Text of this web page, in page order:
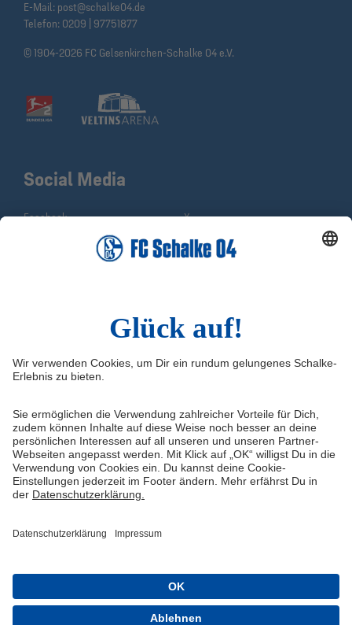
E-Mail: post@schalke04.de
Telefon: 0209 | 97751877
© 1904-2026 FC Gelsenkirchen-Schalke 04 e.V.
Impressum
FAQ
Medien/Presse
Datenschutz
Haftungsausschluss
Quicklinks
Shop
Schalke TV
VELTINS-Arena
Knappenschmiede
ERWIN buchen
Social Media
Facebook
X
YouTube